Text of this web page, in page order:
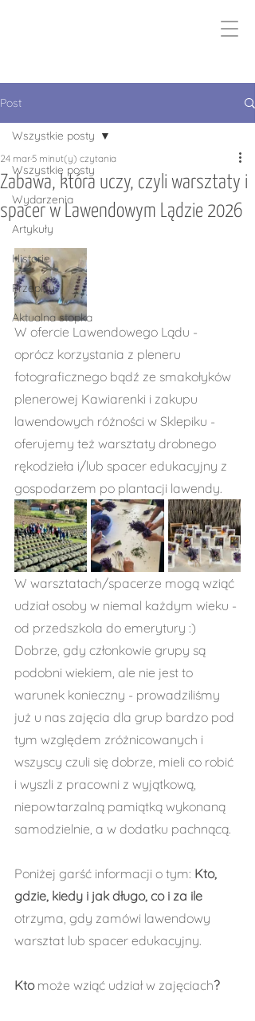
Post
Wszystkie posty
Wydarzenia
Artykuły
Historie
Przepisy
Aktualna stopka
Wszystkie posty
Zabawa, która uczy, czyli warsztaty i
spacer w Lawendowym Lądzie 2026
24 mar5 minut(y) czytania
W ofercie Lawendowego Lądu -
oprócz korzystania z pleneru
fotograficznego bądź ze smakołyków
plenerowej Kawiarenki i zakupu
lawendowych różności w Sklepiku -
oferujemy też warsztaty drobnego
rękodzieła i/lub spacer edukacyjny z
gospodarzem po plantacji lawendy.
W warsztatach/spacerze mogą wziąć
udział osoby w niemal każdym wieku -
od przedszkola do emerytury :)
Dobrze, gdy członkowie grupy są
podobni wiekiem, ale nie jest to
warunek konieczny - prowadziliśmy
już u nas zajęcia dla grup bardzo pod
tym względem zróżnicowanych i
wszyscy czuli się dobrze, mieli co robić
i wyszli z pracowni z wyjątkową,
niepowtarzalną pamiątką wykonaną
samodzielnie, a w dodatku pachnącą.
Poniżej garść informacji o tym: Kto,
gdzie, kiedy i jak długo, co i za ile
otrzyma, gdy zamówi lawendowy
warsztat lub spacer edukacyjny.
Kto może wziąć udział w zajęciach?